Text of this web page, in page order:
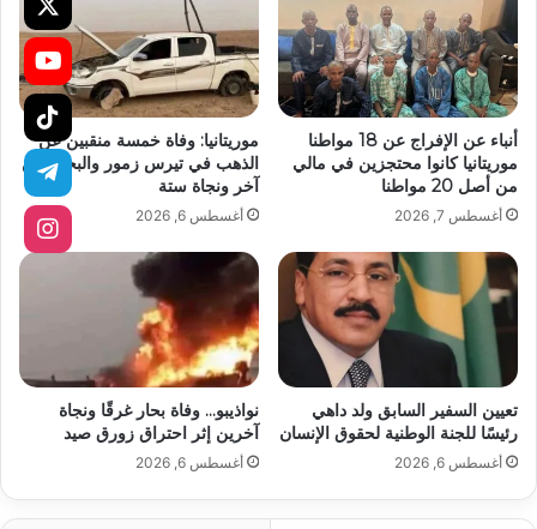
أنباء عن الإفراج عن 18 مواطنا
موريتانيا كانوا محتجزين في مالي
من أصل 20 مواطنا
أغسطس 7, 2026
موريتانيا: وفاة خمسة منقبين عن
الذهب في تيرس زمور والبحث عن
آخر ونجاة ستة
أغسطس 6, 2026
تعيين السفير السابق ولد داهي
رئيسًا للجنة الوطنية لحقوق الإنسان
أغسطس 6, 2026
نواذيبو… وفاة بحار غرقًا ونجاة
آخرين إثر احتراق زورق صيد
أغسطس 6, 2026